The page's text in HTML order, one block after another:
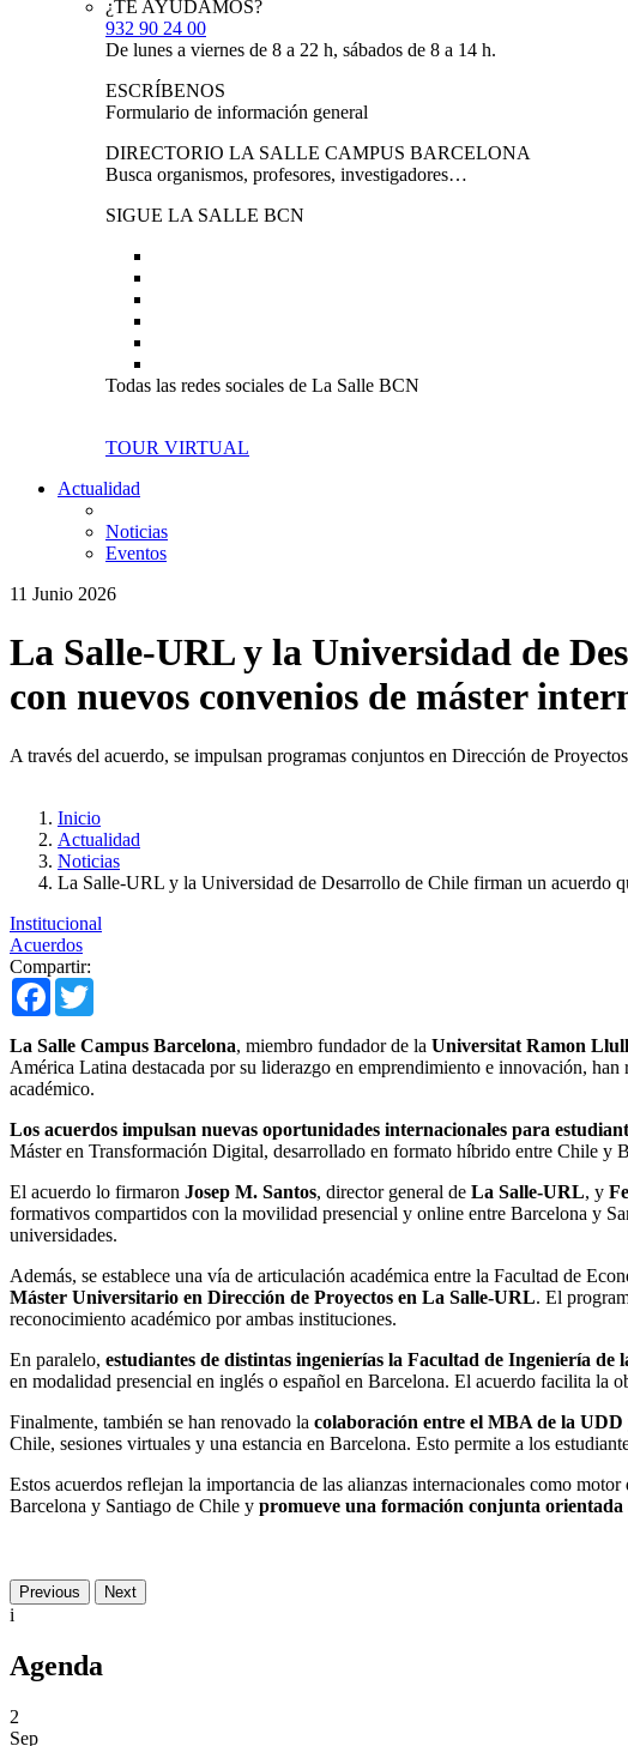
¿TE AYUDAMOS?
932 90 24 00
De lunes a viernes de 8 a 22 h, sábados de 8 a 14 h.
ESCRÍBENOS
Formulario de información general
DIRECTORIO LA SALLE CAMPUS BARCELONA
Busca organismos, profesores, investigadores…
SIGUE LA SALLE BCN
Todas las redes sociales de La Salle BCN
TOUR VIRTUAL
Actualidad
Noticias
Eventos
11 Junio 2026
La Salle-URL y la Universidad de
con nuevos convenios de máster
A través del acuerdo, se impulsan programas conjuntos en Dirección de
Inicio
Actualidad
Noticias
La Salle-URL y la Universidad de Desarrollo de Chile firman un acuerdo
Institucional
Acuerdos
Compartir:
Facebook
La Salle Campus Barcelona, miembro fundador de la Universitat Ramon Llull
América Latina destacada por su liderazgo en emprendimiento e innovación,
académico.
Los acuerdos impulsan nuevas oportunidades internacionales para
Máster en Transformación Digital, desarrollado en formato híbrido entre Chile y
El acuerdo lo firmaron Josep M. Santos, director general de La Salle-URL, y
formativos compartidos con la movilidad presencial y online entre Barcelona y
universidades.
Además, se establece una vía de articulación académica entre la Facultad de
Máster Universitario en Dirección de Proyectos en La Salle-URL. El
reconocimiento académico por ambas instituciones.
En paralelo, estudiantes de distintas ingenierías la Facultad de Ingeniería
en modalidad presencial en inglés o español en Barcelona. El acuerdo facilita la
Finalmente, también se han renovado la colaboración entre el MBA de la
Chile, sesiones virtuales y una estancia en Barcelona. Esto permite a los
Estos acuerdos reflejan la importancia de las alianzas internacionales como
Barcelona y Santiago de Chile y promueve una formación conjunta orientada
Previous Next
i
Agenda
2
Sep